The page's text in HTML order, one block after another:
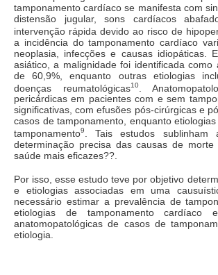
tamponamento cardíaco se manifesta com
distensão jugular, sons cardíacos
intervenção rápida devido ao risco de
a incidência do tamponamento cardíaco
neoplasia, infecções e causas idiopáticas.
asiático, a malignidade foi identificada
de 60,9%, enquanto outras etiologias
doenças reumatológicas10.
pericárdicas em pacientes com e sem
significativas, com efusões pós-cirúrgicas e
casos de tamponamento, enquanto
tamponamento9
. Tais estudos
determinação precisa das causas de
saúde mais eficazes??.
Por isso, esse estudo teve por objetivo
e etiologias associadas em uma
necessário estimar a prevalência de
etiologias de tamponamento cardíaco
anatomopatológicas de casos de
etiologia.